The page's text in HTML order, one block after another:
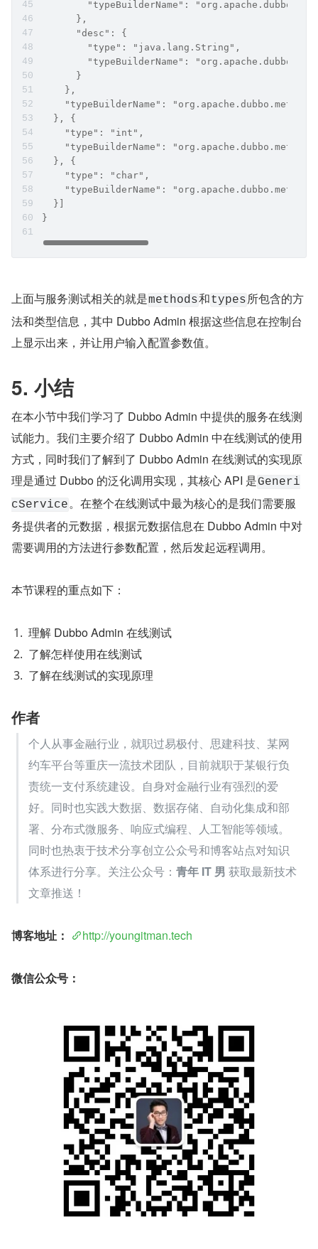
"typeBuilderName":
      },
      "desc": {
        "type": "java.lang.String",
"typeBuilderName":
      }
    },
"typeBuilderName":
  }, {
    "type": "int",
"typeBuilderName":
  }, {
    "type": "char",
"typeBuilderName":
  }]
}
上面与服务测试相关的就是methods和types所包含的方
法和类型信息，其中 Dubbo Admin 根据这些信息在控制台
上显示出来，并让用户输入配置参数值。
5. 小结
在本小节中我们学习了 Dubbo Admin 中提供的服务在线测
试能力。我们主要介绍了 Dubbo Admin 中在线测试的使用
方式，同时我们了解到了 Dubbo Admin 在线测试的实现原
理是通过 Dubbo 的泛化调用实现，其核心 API 是Generi
cService。在整个在线测试中最为核心的是我们需要服
务提供者的元数据，根据元数据信息在 Dubbo Admin 中对
需要调用的方法进行参数配置，然后发起远程调用。
本节课程的重点如下：
理解 Dubbo Admin 在线测试
了解怎样使用在线测试
了解在线测试的实现原理
作者
个人从事金融行业，就职过易极付、思建科技、某网
约车平台等重庆一流技术团队，目前就职于某银行负
责统一支付系统建设。自身对金融行业有强烈的爱
好。同时也实践大数据、数据存储、自动化集成和部
署、分布式微服务、响应式编程、人工智能等领域。
同时也热衷于技术分享创立公众号和博客站点对知识
体系进行分享。关注公众号： 青年 IT 男 获取最新技术
文章推送！
博客地址： http://youngitman.tech
微信公众号：